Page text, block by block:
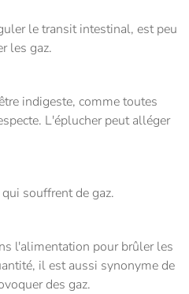
le transit intestinal, est peu
les gaz.
indigeste, comme toutes
L'éplucher peut alléger
souffrent de gaz.
l'alimentation pour brûler les
il est aussi synonyme de
des gaz.